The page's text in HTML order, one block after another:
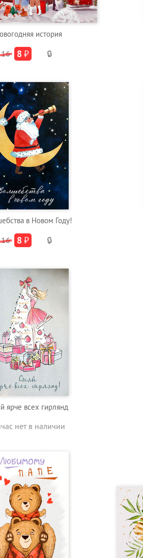
история
16 8 ₽ 🔒
в Новом Году!
16 8 ₽ 🔒
ярче всех гирлянд
нет в наличии